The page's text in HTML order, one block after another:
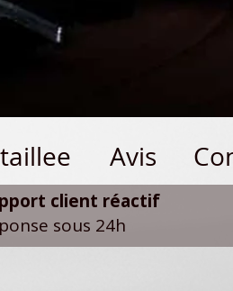
Avis
client réactif
sous 24h